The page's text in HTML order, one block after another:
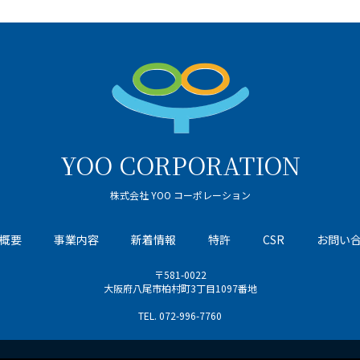
YOO CORPORATION
株式会社 YOO コーポレーション
要 事業内容 新着情報 特許 CSR お問い
〒581-0022
大阪府八尾市柏村町3丁目1097番地
TEL. 072-996-7760